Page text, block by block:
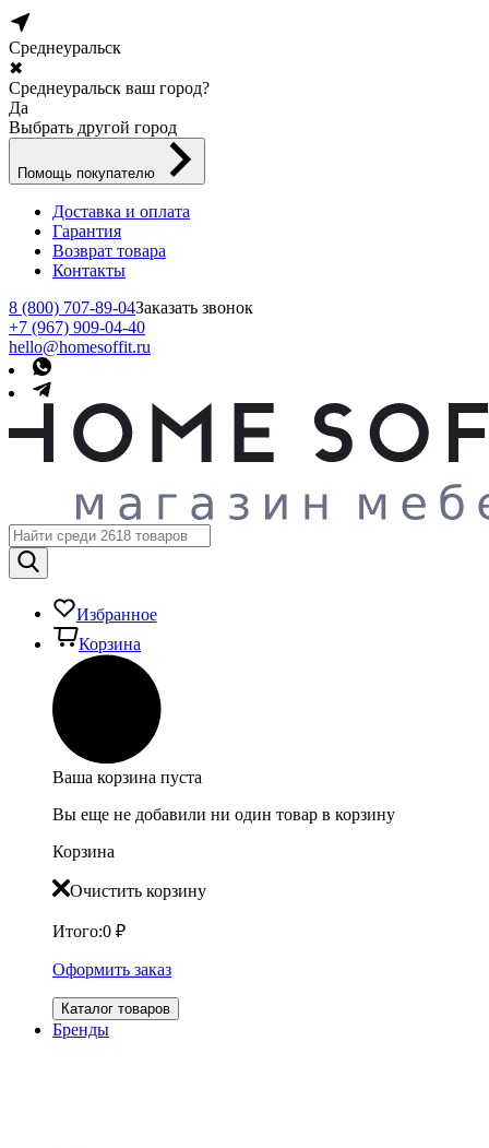
Среднеуральск
✖
Среднеуральск ваш город?
Да
Выбрать другой город
Помощь покупателю
Доставка и оплата
Гарантия
Возврат товара
Контакты
8 (800) 707-89-04Заказать звонок
+7 (967) 909-04-40
hello@homesoffit.ru
Избранное
Корзина
Ваша корзина пуста
Вы еще не добавили ни один товар в корзину
Корзина
Очистить корзину
Итого:0 ₽
Оформить заказ
Каталог товаров
Бренды